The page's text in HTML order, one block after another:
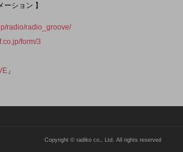
ション 】
radio/radio_groove/
form/3
」
Copyright © radiko co., Ltd. All rights reserved